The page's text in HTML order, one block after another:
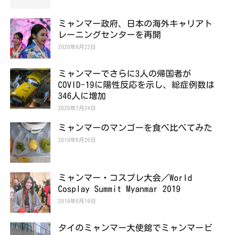
ミャンマー政府、日本の海外キャリアト
レーニングセンターを再開
2020年8月22日
ミャンマーでさらに3人の帰国者が
COVID-19に陽性反応を示し、総症例数は
346人に増加
2020年7月24日
ミャンマーのマンゴーを食べ比べてみた
2019年6月26日
ミャンマー・コスプレ大会／World
Cosplay Summit Myanmar 2019
2019年6月19日
タイのミャンマー大使館でミャンマービ